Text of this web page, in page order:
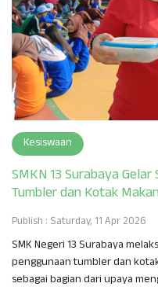
Kesiswaan
SMKN 13 Surabaya
Tumbler dan Kotak
Publish : Saturday, 11 Apr 2026
SMK Negeri 13 Surabaya
penggunaan tumbler dan
sebagai bagian dari upaya